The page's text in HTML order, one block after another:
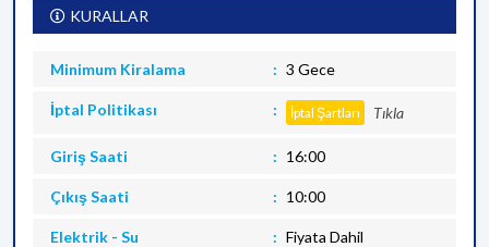
KURALLAR
Minimum Kiralama 3 Gece
İptal Politikası İptal Şartları Tıkla
Giriş Saati 16:00
Çıkış Saati 10:00
Elektrik - Su Fiyata Dahil